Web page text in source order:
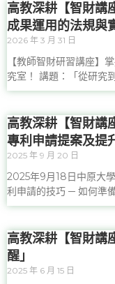
高教深耕【智財講
成果運用的法規與
2026 年 3 月 31 日
【教師智財研習講座】
究室！ 講題：「從研究
高教深耕【智財講
專利申請提案及提
2025 年 9 月 20 日
2025年9月18日中原大
利申請的技巧 ─ 如何準
高教深耕【智財講
醒」
2025 年 6 月 15 日